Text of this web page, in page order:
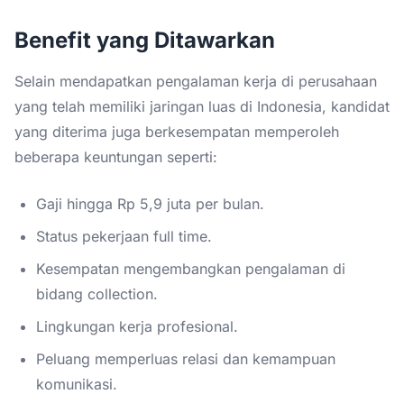
Benefit yang Ditawarkan
Selain mendapatkan pengalaman kerja di perusahaan
yang telah memiliki jaringan luas di Indonesia, kandidat
yang diterima juga berkesempatan memperoleh
beberapa keuntungan seperti:
Gaji hingga Rp 5,9 juta per bulan.
Status pekerjaan full time.
Kesempatan mengembangkan pengalaman di
bidang collection.
Lingkungan kerja profesional.
Peluang memperluas relasi dan kemampuan
komunikasi.